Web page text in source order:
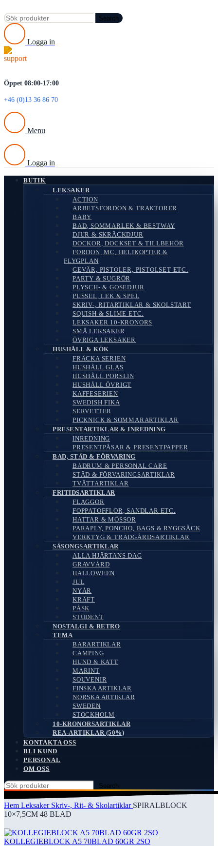
Search
Logga in
Öppet 08:00-17:00
+46 (0)13 36 86 70
Menu
Logga in
BUTIK
LEKSAKER
ACTION
ARBETSFORDON & TRAKTORER
BABY
BAD, SOMMARLEK & BESTWAY
DJUR & SKRÄCKDJUR
DOCKOR, DOCKSET & TILLBEHÖR
FORDON, MC, HELIKOPTER &
FLYGPLAN
GEVÄR, PISTOLER, PISTOLSET ETC.
PARTY & SUGRÖR
PLYSCH- & GOSEDJUR
PUSSEL, LEK & SPEL
SKRIV-, RITARTIKLAR & SKOLSTART
SQUISH & SLIME ETC.
LEKSAKER 10-KRONORS
SMÅ LEKSAKER
ÖVRIGA LEKSAKER
HUSHÅLL & KÖK
FRÄCKA SERIEN
HUSHÅLL GLAS
HUSHÅLL PORSLIN
HUSHÅLL ÖVRIGT
KAFFESERIEN
SWEDISH FIKA
SERVETTER
PICKNICK & SOMMARARTIKLAR
PRESENTARTIKLAR & INREDNING
INREDNING
PRESENTPÅSAR & PRESENTPAPPER
BAD, STÄD & FÖRVARING
BADRUM & PERSONAL CARE
STÄD & FÖRVARINGSARTIKLAR
TVÄTTARTIKLAR
FRITIDSARTIKLAR
FLAGGOR
FOPPATOFFLOR, SANDLAR ETC.
HATTAR & MÖSSOR
PARAPLY, PONCHO, BAGS & RYGGSÄCK
VERKTYG & TRÄDGÅRDSARTIKLAR
SÄSONGSARTIKLAR
ALLA HJÄRTANS DAG
GRAVVÅRD
HALLOWEEN
JUL
NYÅR
KRÄFT
PÅSK
STUDENT
NOSTALGI & RETRO
TEMA
BARARTIKLAR
CAMPING
HUND & KATT
MARINT
SOUVENIR
FINSKA ARTIKLAR
NORSKA ARTIKLAR
SWEDEN
STOCKHOLM
10-KRONORSARTIKLAR
REA-ARTIKLAR (50%)
KONTAKTA OSS
BLI KUND
PERSONAL
OM OSS
Search
Hem Leksaker Skriv-, Rit- & Skolartiklar SPIRALBLOCK
10×7,5CM 48 BLAD
KOLLEGIEBLOCK A5 70BLAD 60GR 2SO